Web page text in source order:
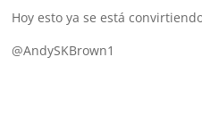
Hoy esto ya se está
@AndySKBrown1